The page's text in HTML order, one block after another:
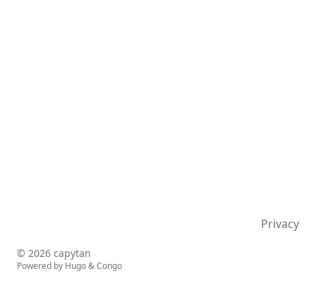
Privacy
© 2026 capytan
Powered by Hugo&Congo